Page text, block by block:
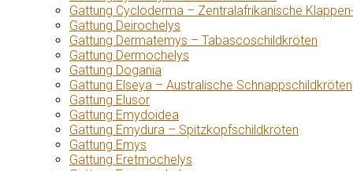
Gattung Cycloderma – Zentralafrikanische
Gattung Deirochelys
Gattung Dermatemys – Tabascoschildkröten
Gattung Dermochelys
Gattung Dogania
Gattung Elseya – Australische Schnappschildkröten
Gattung Elusor
Gattung Emydoidea
Gattung Emydura – Spitzkopfschildkröten
Gattung Emys
Gattung Eretmochelys